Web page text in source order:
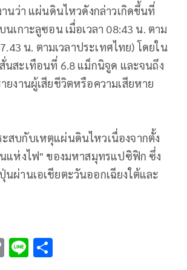
านว่า แผ่นดินไหวดังกล่าวเกิดขึ้นที่
เกาะลูซอน เมื่อเวลา 08:43 น. ตาม
น. ตามเวลาประเทศไทย) โดยใน
นสะเทือนที่ 6.8 แม็กนิจูด และจนถึง
ยงานผู้เสียชีวิตหรือความเสียหาย
สบกับเหตุแผ่นดินไหวเนื่องจากตั้ง
แห่งไฟ" ของมหาสมุทรแปซิฟิก ซึ่ง
ผ่านเอเชียตะวันออกเฉียงใต้และ
C Li